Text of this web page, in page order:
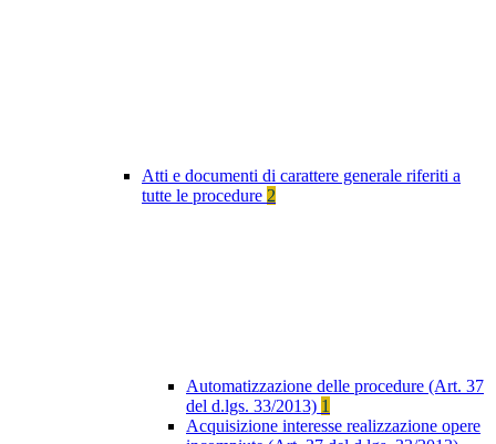
Atti e documenti di carattere generale riferiti a
tutte le procedure 2
Automatizzazione delle procedure (Art. 37
del d.lgs. 33/2013) 1
Acquisizione interesse realizzazione opere